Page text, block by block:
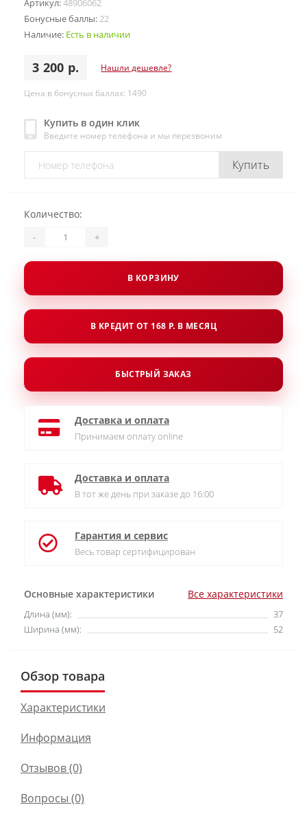
Артикул:48906062
Бонусные баллы:22
Наличие: Есть в наличии
3 200 р. Нашли дешевле?
Цена в бонусных баллах: 1490
Купить в один клик
Введите номер телефона и мы перезвоним
Купить
Основные характеристики Все характеристики
Длина (мм):
37
Ширина (мм):
52
Количество:
- +
В КОРЗИНУ
В КРЕДИТ ОТ 168 Р. В МЕСЯЦ
БЫСТРЫЙ ЗАКАЗ
Доставка и оплата
Принимаем оплату online
Доставка и оплата
В тот же день при заказе до 16:00
Гарантия и сервис
Весь товар сертифицирован
Обзор товара
Характеристики
Информация
Отзывов (0)
Вопросы (0)